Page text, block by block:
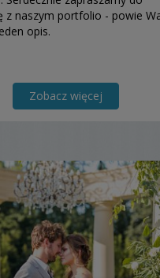
z naszym portfolio - powie
opis.
Zobacz więcej